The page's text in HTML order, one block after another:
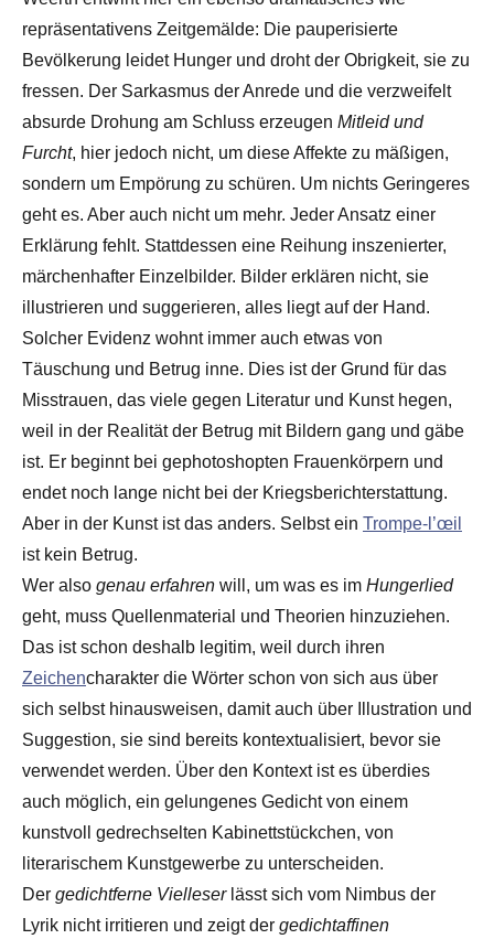
repräsentativens Zeitgemälde: Die pauperisierte
Bevölkerung leidet Hunger und droht der Obrigkeit, sie zu
fressen. Der Sarkasmus der Anrede und die verzweifelt
absurde Drohung am Schluss erzeugen Mitleid und
Furcht, hier jedoch nicht, um diese Affekte zu mäßigen,
sondern um Empörung zu schüren. Um nichts Geringeres
geht es. Aber auch nicht um mehr. Jeder Ansatz einer
Erklärung fehlt. Stattdessen eine Reihung inszenierter,
märchenhafter Einzelbilder. Bilder erklären nicht, sie
illustrieren und suggerieren, alles liegt auf der Hand.
Solcher Evidenz wohnt immer auch etwas von
Täuschung und Betrug inne. Dies ist der Grund für das
Misstrauen, das viele gegen Literatur und Kunst hegen,
weil in der Realität der Betrug mit Bildern gang und gäbe
ist. Er beginnt bei gephotoshopten Frauenkörpern und
endet noch lange nicht bei der Kriegsberichterstattung.
Aber in der Kunst ist das anders. Selbst ein Trompe-l’œil
ist kein Betrug.
Wer also genau erfahren will, um was es im Hungerlied
geht, muss Quellenmaterial und Theorien hinzuziehen.
Das ist schon deshalb legitim, weil durch ihren
Zeichencharakter die Wörter schon von sich aus über
sich selbst hinausweisen, damit auch über Illustration und
Suggestion, sie sind bereits kontextualisiert, bevor sie
verwendet werden. Über den Kontext ist es überdies
auch möglich, ein gelungenes Gedicht von einem
kunstvoll gedrechselten Kabinettstückchen, von
literarischem Kunstgewerbe zu unterscheiden.
Der gedichtferne Vielleserlässt sich vom Nimbus der
Lyrik nicht irritieren und zeigt der gedichtaffinen